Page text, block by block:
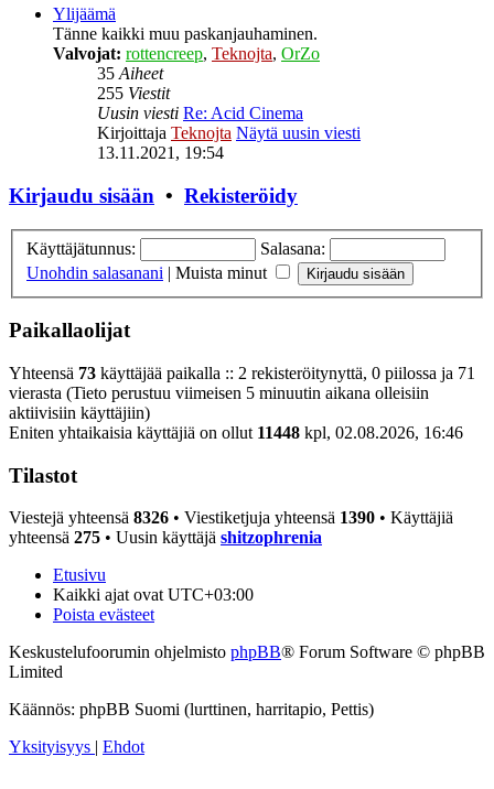
Ylijäämä
Tänne kaikki muu paskanjauhaminen.
Valvojat: rottencreep, Teknojta, OrZo
35Aiheet
255 Viestit
Uusin viesti Re: Acid Cinema
Kirjoittaja Teknojta Näytä uusin viesti
13.11.2021, 19:54
Kirjaudu sisään • Rekisteröidy
Käyttäjätunnus:
Salasana:
Unohdin salasanani | Muista minut
Paikallaolijat
Yhteensä 73 käyttäjää paikalla :: 2 rekisteröitynyttä, 0 piilossa ja 71
vierasta (Tieto perustuu viimeisen 5 minuutin aikana olleisiin
aktiivisiin käyttäjiin)
Eniten yhtaikaisia käyttäjiä on ollut 11448 kpl, 02.08.2026, 16:46
Tilastot
Viestejä yhteensä 8326 • Viestiketjuja yhteensä 1390 • Käyttäjiä
yhteensä 275 • Uusin käyttäjä shitzophrenia
Etusivu
Kaikki ajat ovat UTC+03:00
Poista evästeet
Keskustelufoorumin ohjelmisto phpBB® Forum Software © phpBB
Limited
Käännös: phpBB Suomi (lurttinen, harritapio, Pettis)
Yksityisyys | Ehdot